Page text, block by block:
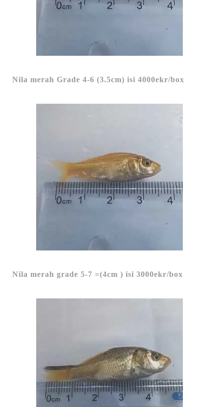
Nila merah Grade 4-6 (3.5cm) isi 4000ekr/box
Nila merah grade 5-7 =(4cm ) isi 3000ekr/box